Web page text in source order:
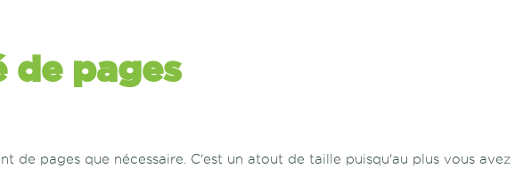
de pages
de pages que nécessaire. C'est un atout de taille puisqu'au plus vous avez